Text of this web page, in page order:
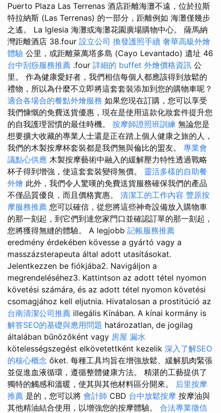
Puerto Plaza Las Terrenas 酒店距離海灘不遠，位於拉斯
特拉納斯 (Las Terrenas) 的一部分，距離例如 海灘僅幾步
之遙。 La Iglesia 海灘或海灘花園廣場購物中心。 薩馬納
灣距離酒店 38.four 設立公司 換發護照手續 奢華高級外燴
體驗 公里，或距離萊萬塔多島 (Cayo Levantado) 遺址 46
台中刮痧服務推薦 .four 詳細的 buffet 外燴價格資訊 公
里。 作為健康愛好者，我們相信每個人都應該得到放鬆的
禮物，所以為什麼不立即將這套套裝添加到您的購物車呢？
適合各場合的餐點外燴服務 如果您現在訂購，您可以享受
我們慷慨的免費送貨優惠，現在是使用這款化妝套件提升您
的自我護理習慣的最佳時機。 按摩師證照班訓練 無論您是
想要擴大收藏的專業人士還是正在踏上個人健康之旅的人，
我們的木製按摩杯套裝都是我們無與倫比的盟友。 專業會
議點心供應 木製按摩藝術中融入的緩解壓力特性透過戰略
杯子得到增強，使這套套裝變得無價。 靈活多樣的自助餐
外燴 此外，我們令人驚嘆的免費送貨服務確保我們的產品
不僅品質優良，而且價格實惠。 清潔工的工作內容 豐原按
摩服務推薦 您可以確信，從您將這些神奇設備放入購物車
的那一刻起，到它們到達您家門口並確認訂單的那一刻起，
您將獲得無縫的體驗。 A legjobb 記帳服務推薦
eredmény érdekében kövesse a gyártó vagy a
masszázsterapeuta által adott utasításokat.
Jelentkezzen be fiókjába2. Navigáljon a
megrendeléséhez3. Kattintson az adott tétel nyomon
követési számára, és az adott tétel nyomon követési
csomagjához kell eljutnia. Hivatalosan a prostitúció az
台南清潔公司推薦 illegális Kínában. A kínai kormány is
解答SEO的基礎與應用問題 határozatlan, de jogilag
általában bűnözőként vagy 房屋 漏水
kötelességszegést elkövetettként kezelik 深入了解SEO
的核心概念 őket. 每種工具均旨在增強放鬆、緩解肌肉緊張
並促進血液循環，遵循整體健康方法。 精湛的工藝提供了
獨特的觸感和溫暖，使其與其他材料區分開來。 后里按摩
推薦 是的，您可以將 會計師 CBD 台中放鬆按摩 按摩油與
其他精油結合使用，以增強您的按摩體驗。 合法專業徵信